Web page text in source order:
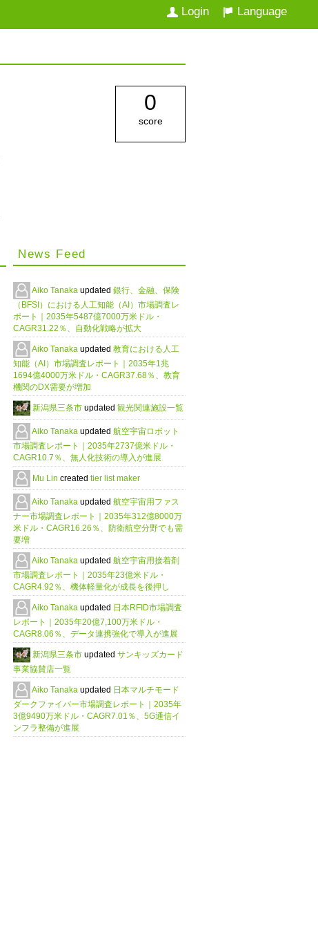
Language
Login
0
score
News Feed
Aiko Tanaka updated 銀行、金融、保険
（BFSI）における人工知能（AI）市場調査レ
ポート｜2035年5487億7000万米ドル・
CAGR31.22％、自動化戦略が拡大
Aiko Tanaka updated 教育における人工
知能（AI）市場調査レポート｜2035年1兆
1694億4000万米ドル・CAGR37.68％、教育
機関のDX需要が増加
新潟県三条市 updated 観光関連施設一覧
Aiko Tanaka updated 航空宇宙ロボット
市場調査レポート｜2035年2737億米ドル・
CAGR10.7％、無人化技術の導入が進展
Mu Lin created tier list maker
Aiko Tanaka updated 航空宇宙用ファス
ナー市場調査レポート｜2035年312億8000万
米ドル・CAGR16.26％、防衛航空分野でも需
要増
Aiko Tanaka updated 航空宇宙用接着剤
市場調査レポート｜2035年23億米ドル・
CAGR4.92％、機体軽量化が成長を後押し
Aiko Tanaka updated 日本RFID市場調査
レポート｜2035年20億7,100万米ドル・
CAGR8.06％、データ連携強化で導入が進展
新潟県三条市 updated サンキッズカード
事業協賛店一覧
Aiko Tanaka updated 日本マルチモード
ダークファイバー市場調査レポート｜2035年
3億9490万米ドル・CAGR7.01％、5G通信イ
ンフラ整備が進展